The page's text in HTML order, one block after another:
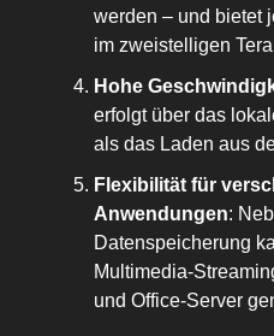
werden – und bietet
im zweistelligen
Hohe
erfolgt über das
als das Laden aus
Flexibilität für
Anwendungen:
Datenspeicherung
Multimedia-
und Office-Server